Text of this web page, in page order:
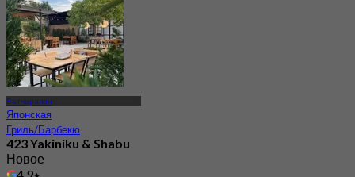
Ватчарапон
Японская
Гриль/Барбекю
423 Yakiniku & Shabu
Новое